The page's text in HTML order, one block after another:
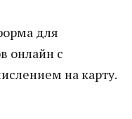
для
онлайн с
на карту.